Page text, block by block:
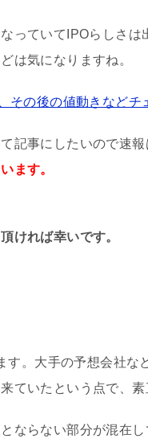
っていてIPOらしさ
は気になりますね。
その後の値動きなどチ
記事にしたいので速報
ます。
ければ幸いです。
。大手の予想会社な
ていたという点で、
ならない部分が混在